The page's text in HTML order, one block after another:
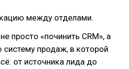
между отделами.
просто «починить CRM», а
продаж, в которой
от источника лида до